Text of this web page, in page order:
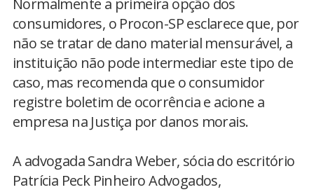
consumidores, o Procon-SP esclarece que, por
não se tratar de dano material mensurável, a
instituição não pode intermediar este tipo de
caso, mas recomenda que o consumidor
registre boletim de ocorrência e acione a
empresa na Justiça por danos morais.
A advogada Sandra Weber, sócia do escritório
Patrícia Peck Pinheiro Advogados,